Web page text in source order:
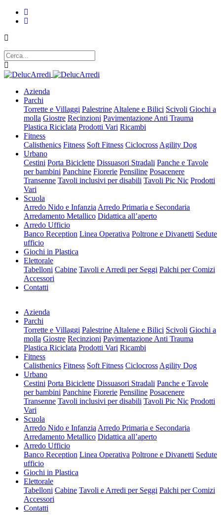
Azienda
Parchi
Torrette e Villaggi Palestrine Altalene e Bilici Scivoli Giochi a
molla Giostre Recinzioni Pavimentazione Anti Trauma
Plastica Riciclata Prodotti Vari Ricambi
Fitness
Calisthenics Fitness Soft Fitness Ciclocross Agility Dog
Urbano
Cestini Porta Biciclette Dissuasori Stradali Panche e Tavole
per bambini Panchine Fiorerie Pensiline Posacenere
Transenne Tavoli inclusivi per disabili Tavoli Pic Nic Prodotti
Vari
Scuola
Arredo Nido e Infanzia Arredo Primaria e Secondaria
Arredamento Metallico Didattica all’aperto
Arredo Ufficio
Banco Reception Linea Operativa Poltrone e Divanetti Sedute
ufficio
Giochi in Plastica
Elettorale
Tabelloni Cabine Tavoli e Arredi per Seggi Palchi per Comizi
Accessori
Contatti
Azienda
Parchi
Torrette e Villaggi Palestrine Altalene e Bilici Scivoli Giochi a
molla Giostre Recinzioni Pavimentazione Anti Trauma
Plastica Riciclata Prodotti Vari Ricambi
Fitness
Calisthenics Fitness Soft Fitness Ciclocross Agility Dog
Urbano
Cestini Porta Biciclette Dissuasori Stradali Panche e Tavole
per bambini Panchine Fiorerie Pensiline Posacenere
Transenne Tavoli inclusivi per disabili Tavoli Pic Nic Prodotti
Vari
Scuola
Arredo Nido e Infanzia Arredo Primaria e Secondaria
Arredamento Metallico Didattica all’aperto
Arredo Ufficio
Banco Reception Linea Operativa Poltrone e Divanetti Sedute
ufficio
Giochi in Plastica
Elettorale
Tabelloni Cabine Tavoli e Arredi per Seggi Palchi per Comizi
Accessori
Contatti